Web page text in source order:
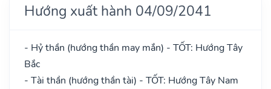
Hướng xuất hành 04/09/2041
- Hỷ thần (hướng thần may mắn) - TỐT: Hướng Tây
Bắc
- Tài thần (hướng thần tài) - TỐT: Hướng Tây Nam